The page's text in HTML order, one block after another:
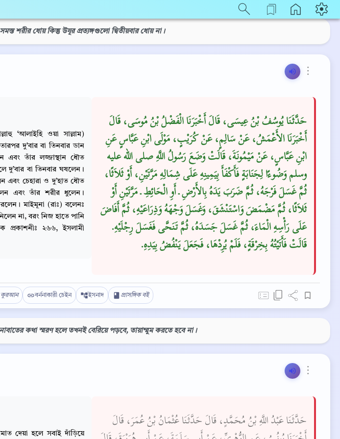
শরীর ধোয় কিন্তু উযূর প্রত্যঙ্গগুলো দ্বিতীয়বার ধোয় না।
⋮
حَدَّثَنَا يُوسُفُ بْنُ عِيسَى، قَالَ أَخْبَرَنَا الْفَضْلُ بْنُ مُوسَى، قَالَ
أَخْبَرَنَا الأَعْمَشُ، عَنْ سَالِمٍ، عَنْ كُرَيْبٍ، مَوْلَى ابْنِ عَبَّاسٍ عَنِ
ابْنِ عَبَّاسٍ، عَنْ مَيْمُونَةَ، قَالَتْ وَضَعَ رَسُولُ اللَّهِ صلى الله عليه
وسلم وَضُوءًا لِجَنَابَةٍ فَأَكْفَأَ بِيَمِينِهِ عَلَى شِمَالِهِ مَرَّتَيْنِ، أَوْ ثَلاَثًا،
ثُمَّ غَسَلَ فَرْجَهُ، ثُمَّ ضَرَبَ يَدَهُ بِالأَرْضِ ـ أَوِ الْحَائِطِ ـ مَرَّتَيْنِ أَوْ
ثَلاَثًا، ثُمَّ مَضْمَضَ وَاسْتَنْشَقَ، وَغَسَلَ وَجْهَهُ وَذِرَاعَيْهِ، ثُمَّ أَفَاضَ
عَلَى رَأْسِهِ الْمَاءَ، ثُمَّ غَسَلَ جَسَدَهُ، ثُمَّ تَنَحَّى فَغَسَلَ رِجْلَيْهِ‏.‏
قَالَتْ فَأَتَيْتُهُ بِخِرْقَةٍ، فَلَمْ يُرِدْهَا، فَجَعَلَ يَنْفُضُ بِيَدِهِ‏.‏
‘আলাইহি ওয়া সাল্লাম)
দু’বার বা তিনবার ডান
এবং তাঁর লজ্জাস্থান ধৌত
দু’বার বা তিনবার ঘষলেন।
এবং চেহারা ও দু’হাত ধৌত
এবং তাঁর শরীর ধুলেন।
মাইমূনা (রাঃ) বলেনঃ
না, বরং নিজ হাতে পানি
২৬৬, ইসলামী
কুরআন বর্ননাকারী চেইন ইসনাদ প্রাসঙ্গিক বই
কথা স্মরণ হলে তখনই বেরিয়ে পড়বে, তায়াম্মুম করতে হবে না।
⋮
حَدَّثَنَا عَبْدُ اللَّهِ بْنُ مُحَمَّدٍ، قَالَ حَدَّثَنَا عُثْمَانُ بْنُ عُمَرَ، قَالَ
দেয়া হলে সবাই দাঁড়িয়ে